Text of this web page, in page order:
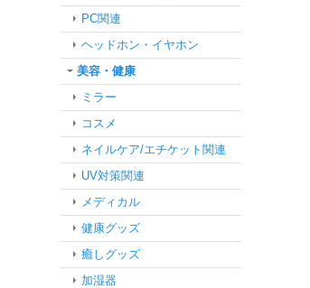
PC関連
ヘッドホン・イヤホン
美容・健康
ミラー
コスメ
ネイルケア/エチケット関連
UV対策関連
メディカル
健康グッズ
癒しグッズ
加湿器